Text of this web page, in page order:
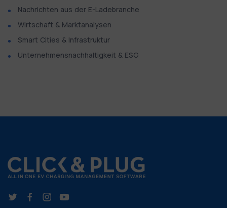
Nachrichten aus der E-Ladebranche
Wirtschaft & Marktanalysen
Smart Cities & Infrastruktur
Unternehmensnachhaltigkeit & ESG